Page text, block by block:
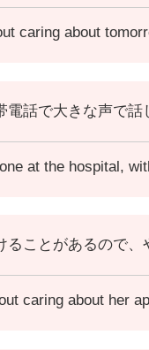
caring about
話で大きな声で話
at the hospital,
ることがあるので、
caring about her